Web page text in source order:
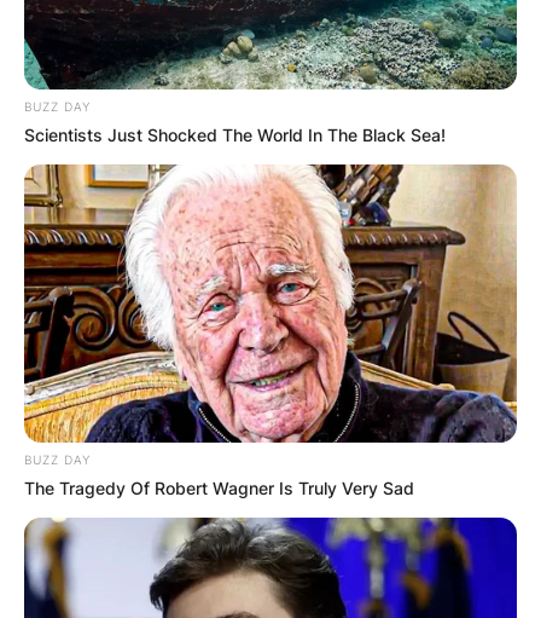
Чествување на патронот и
заштитник на градот Радовиш –
Св. Спасо Радовишки
Со одржување на вечерната богослужба во
Храм „Св.Троица“, на 20 август, од Неговото
Високопреосвештенство Митрополитот
Брегалнички г. Иларион во сослужение на
Прочитај повеќе
BUZZ DAY
Scientists Just Shocked The World In The Black Sea!
BUZZ DAY
The Tragedy Of Robert Wagner Is Truly Very Sad